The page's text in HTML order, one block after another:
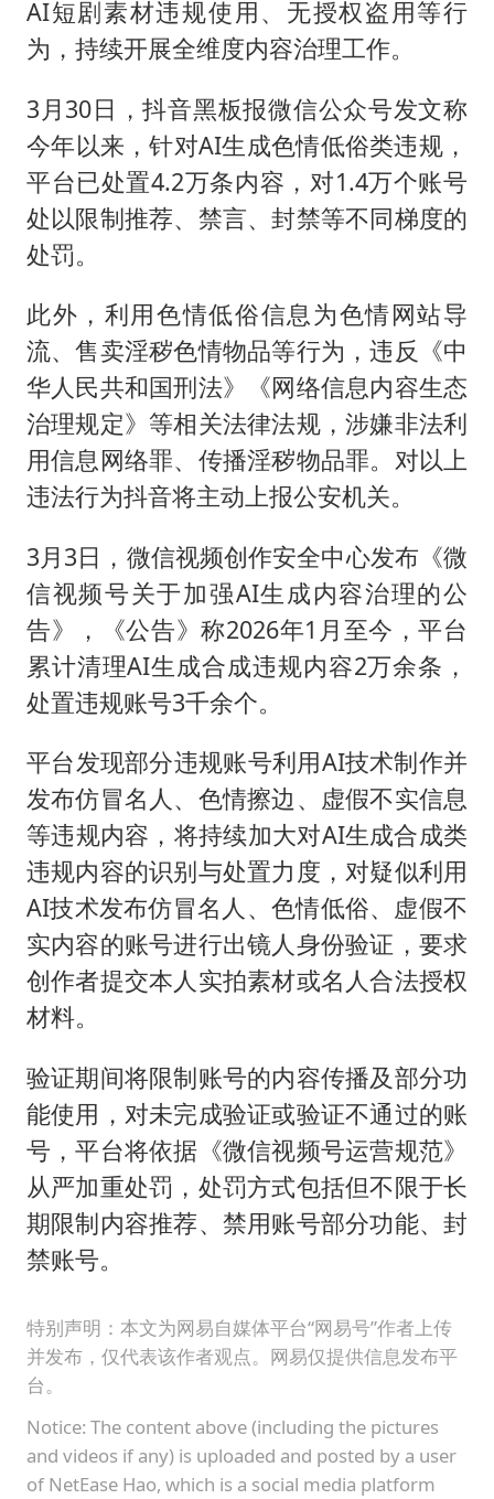
AI短剧素材违规使用、无授权盗用等行
为，持续开展全维度内容治理工作。
3月30日，抖音黑板报微信公众号发文称
今年以来，针对AI生成色情低俗类违规，
平台已处置4.2万条内容，对1.4万个账号
处以限制推荐、禁言、封禁等不同梯度的
处罚。
此外，利用色情低俗信息为色情网站导
流、售卖淫秽色情物品等行为，违反《中
华人民共和国刑法》《网络信息内容生态
治理规定》等相关法律法规，涉嫌非法利
用信息网络罪、传播淫秽物品罪。对以上
违法行为抖音将主动上报公安机关。
3月3日，微信视频创作安全中心发布《微
信视频号关于加强AI生成内容治理的公
告》，《公告》称2026年1月至今，平台
累计清理AI生成合成违规内容2万余条，
处置违规账号3千余个。
平台发现部分违规账号利用AI技术制作并
发布仿冒名人、色情擦边、虚假不实信息
等违规内容，将持续加大对AI生成合成类
违规内容的识别与处置力度，对疑似利用
AI技术发布仿冒名人、色情低俗、虚假不
实内容的账号进行出镜人身份验证，要求
创作者提交本人实拍素材或名人合法授权
材料。
验证期间将限制账号的内容传播及部分功
能使用，对未完成验证或验证不通过的账
号，平台将依据《微信视频号运营规范》
从严加重处罚，处罚方式包括但不限于长
期限制内容推荐、禁用账号部分功能、封
禁账号。
特别声明：本文为网易自媒体平台“网易号”作者上传
并发布，仅代表该作者观点。网易仅提供信息发布平
台。
Notice: The content above (including the pictures
and videos if any) is uploaded and posted by a user
of NetEase Hao, which is a social media platform